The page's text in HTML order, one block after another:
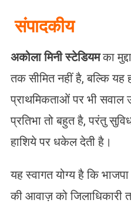
संपादकीय
अकोला मिनी स्टेडियमका
तक सीमित नहीं है, बल्कि
प्राथमिकताओं पर भी सवाल
प्रतिभा तो बहुत है, परंतु
हाशिये पर धकेल देती है।
यह स्वागत योग्य है कि
की आवाज़ को जिलाधिकारी